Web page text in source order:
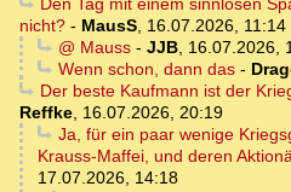
Den Tag mit einem sinnlosen
nicht? - MausS, 16.07.2026, 11:14
@ Mauss- JJB, 16.07.2026,
Wenn schon, dann das-
Der beste Kaufmann ist der
Reffke, 16.07.2026, 20:19
Ja, für ein paar wenige
Krauss-Maffei, und deren
17.07.2026, 14:18